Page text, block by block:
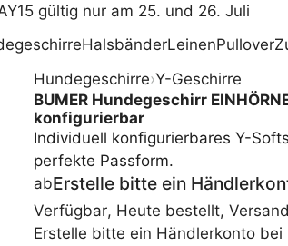
gültig nur am 25. und 26. Juli
HalsbänderLeinenPullover
Hundegeschirre›Y-Geschirre
BUMER Hundegeschirr
konfigurierbar
Individuell konfigurierbares Y-
perfekte Passform.
abErstelle bitte ein
Verfügbar, Heute bestellt,
Erstelle bitte ein Händlerkonto